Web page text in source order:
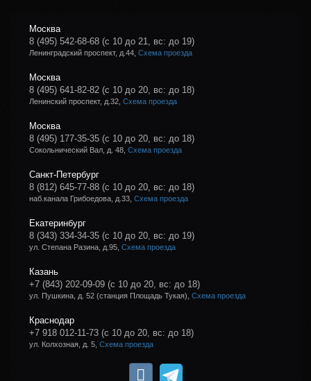
Москва
8 (495) 542-68-68 (с 10 до 21, вс: до 19)
Ленинградский проспект, д.44, Схема проезда
Москва
8 (495) 641-82-82 (с 10 до 20, вс: до 18)
Ленинский проспект, д.32, Схема проезда
Москва
8 (495) 177-35-35 (с 10 до 20, вс: до 18)
Сокольнический Вал, д. 48, Схема проезда
Санкт-Петербург
8 (812) 645-77-88 (с 10 до 20, вс: до 18)
наб.канала Грибоедова, д.33, Схема проезда
Екатеринбург
8 (343) 334-34-35 (с 10 до 20, вс: до 19)
ул. Степана Разина, д.95, Схема проезда
Казань
+7 (843) 202-09-09 (с 10 до 20, вс: до 18)
ул. Пушкина, д. 52 (станция Площадь Тукая), Схема проезда
Краснодар
+7 918 012-11-73 (с 10 до 20, вс: до 18)
ул. Колхозная, д. 5, Схема проезда